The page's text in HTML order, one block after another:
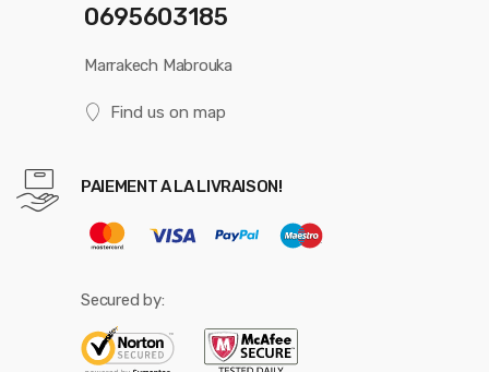
0695603185
Marrakech Mabrouka
Find us on map
PAIEMENT A LA LIVRAISON!
Secured by: